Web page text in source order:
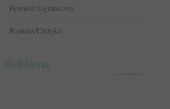
Powieść zagraniczna
Romans/Erotyka
Reklama